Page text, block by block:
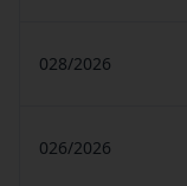
028/2026
026/2026